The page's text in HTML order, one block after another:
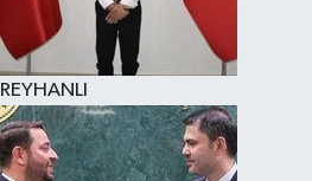
REYHANLI